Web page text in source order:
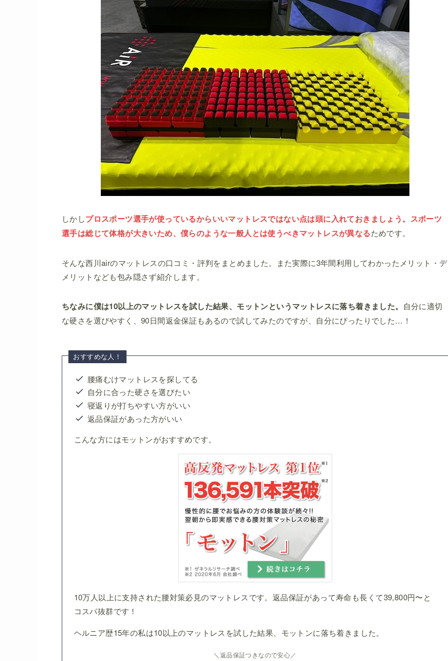
しかしプロスポーツ選手が使っているからいいマットレスではない点は頭に入れておきましょう。スポーツ
選手は総じて体格が大きいため、僕らのような一般人とは使うべきマットレスが異なるためです。
そんな西川airのマットレスの口コミ・評判をまとめました。また実際に3年間利用してわかったメリット・デ
メリットなども包み隠さず紹介します。
ちなみに僕は10以上のマットレスを試した結果、モットンというマットレスに落ち着きました。 自分に適切
な硬さを選びやすく、90日間返金保証もあるので試してみたのですが、自分にぴったりでした…！
おすすめな人！
腰痛むけマットレスを探してる
自分に合った硬さを選びたい
寝返りが打ちやすい方がいい
返品保証があった方がいい
こんな方にはモットンがおすすめです。
10万人以上に支持された腰対策必見のマットレスです。返品保証があって寿命も長くて39,800円〜と
コスパ抜群です！
ヘルニア歴15年の私は10以上のマットレスを試した結果、モットンに落ち着きました。
＼返品保証つきなので安心／